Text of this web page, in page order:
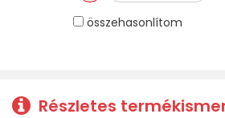
összehasonlítom
Részletes